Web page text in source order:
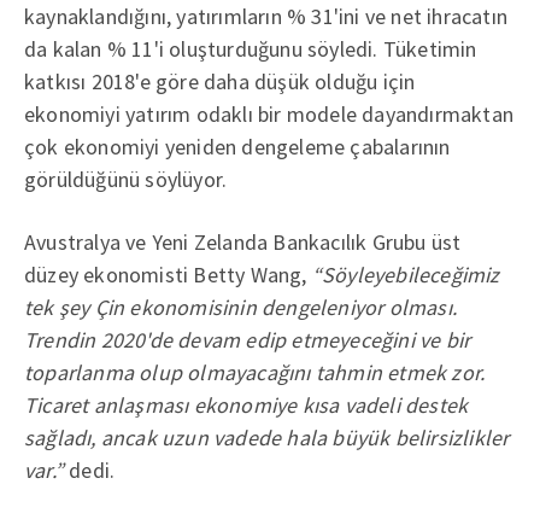
kaynaklandığını, yatırımların % 31'ini ve net ihracatın
da kalan % 11'i oluşturduğunu söyledi. Tüketimin
katkısı 2018'e göre daha düşük olduğu için
ekonomiyi yatırım odaklı bir modele dayandırmaktan
çok ekonomiyi yeniden dengeleme çabalarının
görüldüğünü söylüyor.
Avustralya ve Yeni Zelanda Bankacılık Grubu üst
düzey ekonomisti Betty Wang, “Söyleyebileceğimiz
tek şey Çin ekonomisinin dengeleniyor olması.
Trendin 2020'de devam edip etmeyeceğini ve bir
toparlanma olup olmayacağını tahmin etmek zor.
Ticaret anlaşması ekonomiye kısa vadeli destek
sağladı, ancak uzun vadede hala büyük belirsizlikler
var.”dedi.